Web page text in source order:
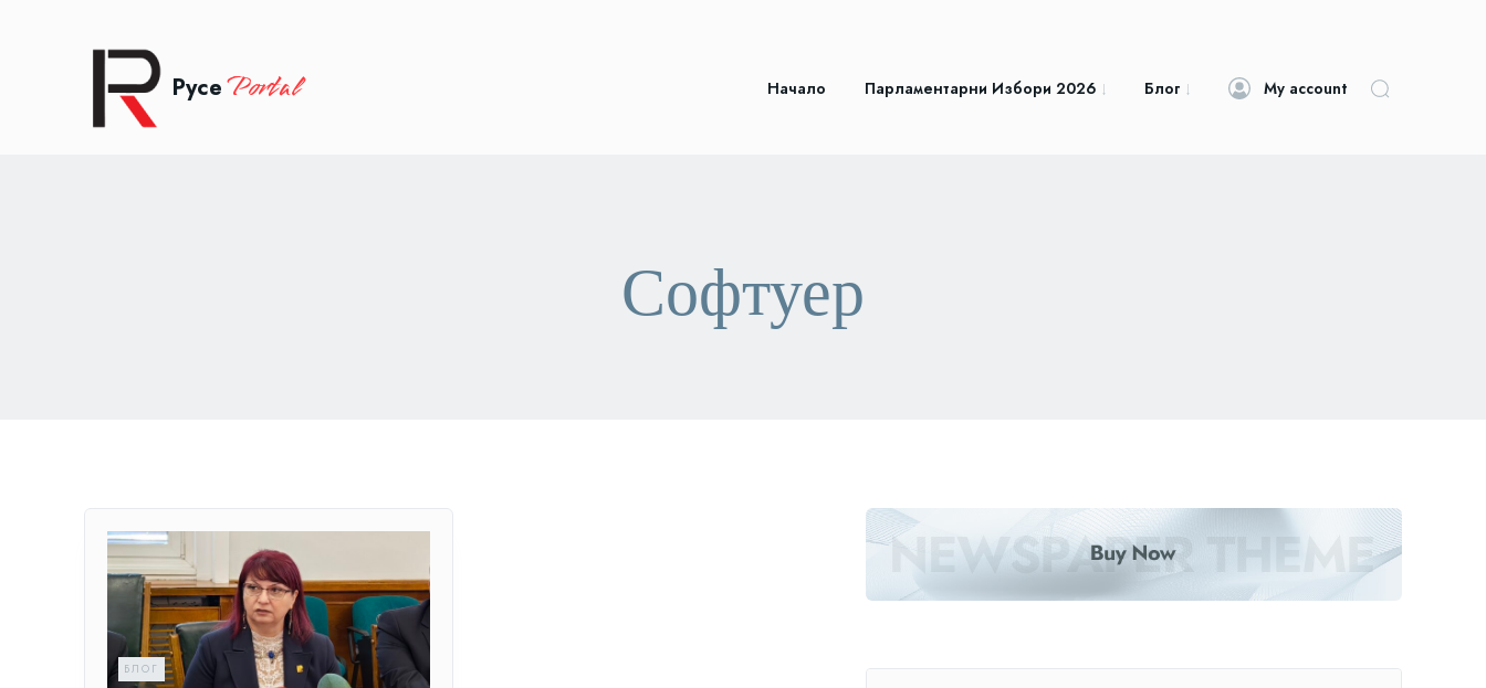
Русе Portal Начало Парламентарни Избори 2026 Блог My account
Софтуер
БЛОГ